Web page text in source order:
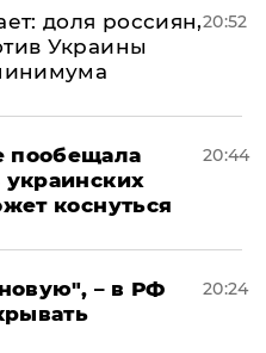
доля россиян,
Украины
20:52
пообещала
украинских
коснуться
20:44
– в РФ
20:24